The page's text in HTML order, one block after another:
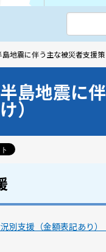
地震に伴う主な被災者支援策
島地震に
）
別支援（金額表記あり